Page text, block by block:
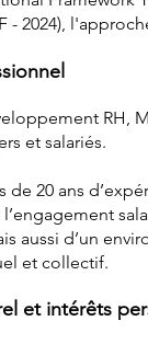
- 2024),
RH,
et salariés.
de 20 ans
aussi d’un
et collectif.
et intérêts